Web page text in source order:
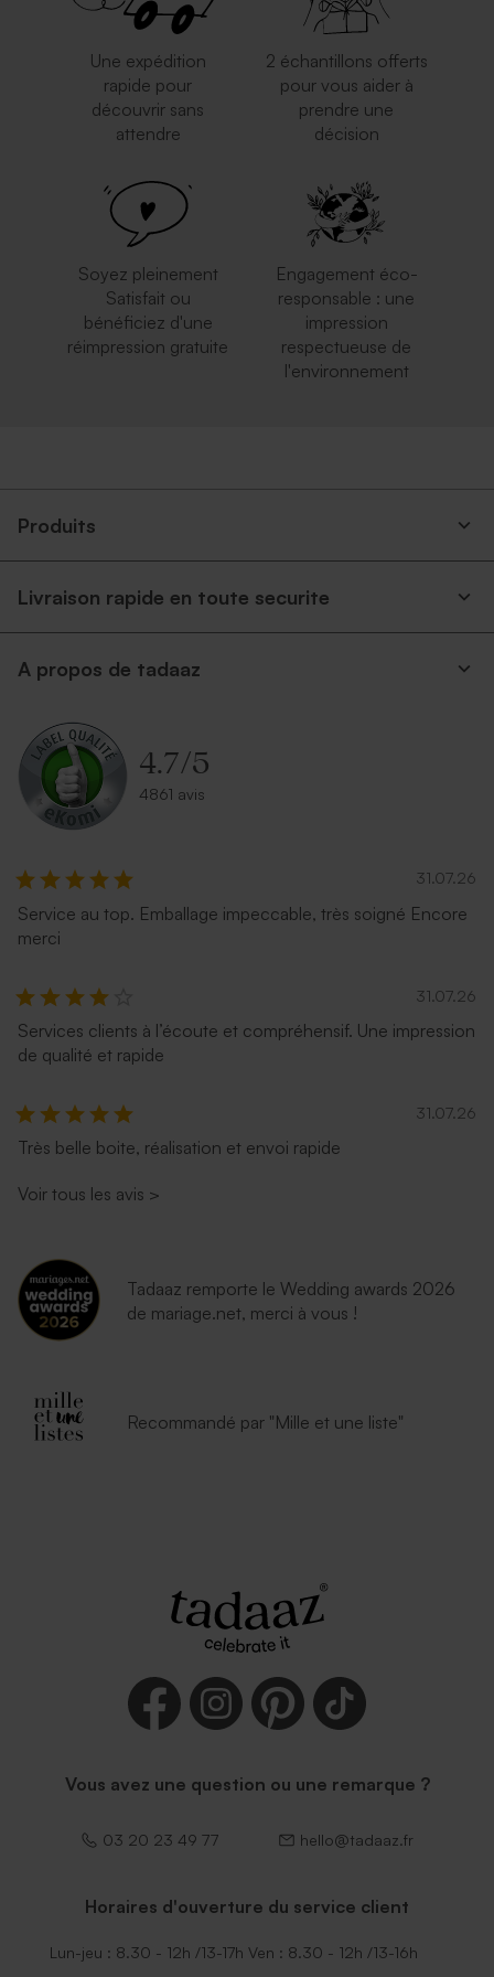
Enveloppe bleu ciel
Enveloppe écologique papier
Enveloppe rectangulaire
Enveloppe naissance crème
Une expédition
rapide pour
découvrir sans
attendre
2 échantillons offerts
pour vous aider à
prendre une
décision
Soyez pleinement
Satisfait ou
bénéficiez d'une
réimpression gratuite
Engagement éco-
responsable : une
impression
respectueuse de
l'environnement
Produits
Livraison rapide en toute securite
A propos de tadaaz
4.7/5
4861 avis
31.07.26
Service au top. Emballage impeccable, très soigné Encore
merci
31.07.26
Services clients à l’écoute et compréhensif. Une impression
de qualité et rapide
31.07.26
Très belle boite, réalisation et envoi rapide
Voir tous les avis >
Tadaaz remporte le Wedding awards 2026
de mariage.net, merci à vous !
Recommandé par "Mille et une liste"
Vous avez une question ou une remarque ?
03 20 23 49 77 hello@tadaaz.fr
Horaires d'ouverture du service client
Lun-jeu : 8.30 - 12h /13-17h Ven : 8.30 - 12h /13-16h